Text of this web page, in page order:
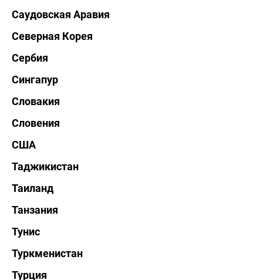
Саудовская Аравия
Северная Корея
Сербия
Сингапур
Словакия
Словения
США
Таджикистан
Таиланд
Танзания
Тунис
Туркменистан
Турция